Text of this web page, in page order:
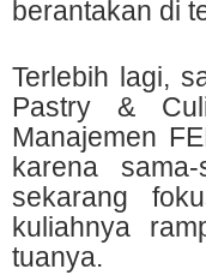
berantakan di
Terlebih lagi,
Pastry &
Manajemen
karena
sekarang
kuliahnya
tuanya.